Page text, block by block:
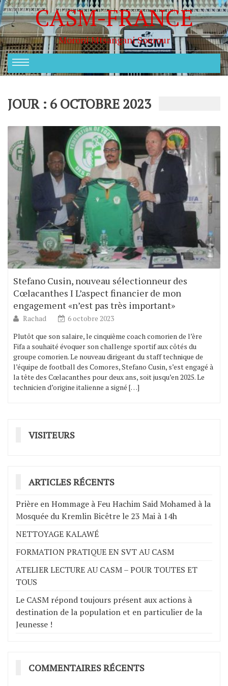
CASM-FRANCE
Moroni Mtsangani Sourour
JOUR : 6 OCTOBRE 2023
Stefano Cusin, nouveau sélectionneur des
Cœlacanthes I L’aspect financier de mon
engagement «n’est pas très important»
Rachad
6 octobre 2023
Plutôt que son salaire, le cinquième coach comorien de l’ère
Fifa a souhaité évoquer son challenge sportif aux côtés du
groupe comorien. Le nouveau dirigeant du staff technique de
l’équipe de football des Comores, Stefano Cusin, s’est engagé à
la tête des Cœlacanthes pour deux ans, soit jusqu’en 2025. Le
technicien d’origine italienne a signé […]
VISITEURS
ARTICLES RÉCENTS
Prière en Hommage à Feu Hachim Said Mohamed à la
Mosquée du Kremlin Bicêtre le 23 Mai à 14h
NETTOYAGE KALAWÉ
FORMATION PRATIQUE EN SVT AU CASM
ATELIER LECTURE AU CASM – POUR TOUTES ET
TOUS
Le CASM répond toujours présent aux actions à
destination de la population et en particulier de la
Jeunesse !
COMMENTAIRES RÉCENTS